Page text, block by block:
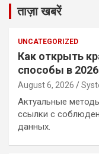
ताज़ा खबरें
UNCATEGORIZED
Как открыть
способы в
August 6, 2026
Актуальные
ссылки с
данных.